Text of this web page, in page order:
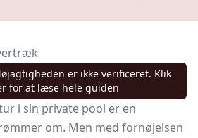
er ikke verificeret. Klik
for at læse hele guiden
i sin private pool er en
om. Men med fornøjelsen